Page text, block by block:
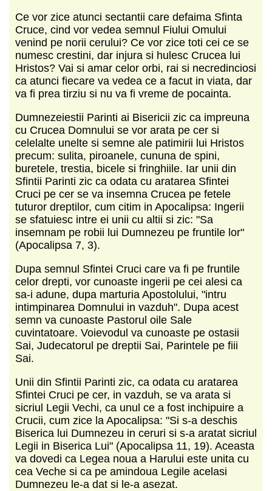
Ce vor zice atunci sectantii care defaima Sfinta
Cruce, cind vor vedea semnul Fiului Omului
venind pe norii cerului? Ce vor zice toti cei ce se
numesc crestini, dar injura si hulesc Crucea lui
Hristos? Vai si amar celor orbi, rai si necredinciosi
ca atunci fiecare va vedea ce a facut in viata, dar
va fi prea tirziu si nu va fi vreme de pocainta.
Dumnezeiestii Parinti ai Bisericii zic ca impreuna
cu Crucea Domnului se vor arata pe cer si
celelalte unelte si semne ale patimirii lui Hristos
precum: sulita, piroanele, cununa de spini,
buretele, trestia, bicele si fringhiile. Iar unii din
Sfintii Parinti zic ca odata cu aratarea Sfintei
Cruci pe cer se va insemna Crucea pe fetele
tuturor dreptilor, cum citim in Apocalipsa: Ingerii
se sfatuiesc intre ei unii cu altii si zic: "Sa
insemnam pe robii lui Dumnezeu pe fruntile lor"
(Apocalipsa 7, 3).
Dupa semnul Sfintei Cruci care va fi pe fruntile
celor drepti, vor cunoaste ingerii pe cei alesi ca
sa-i adune, dupa marturia Apostolului, "intru
intimpinarea Domnului in vazduh". Dupa acest
semn va cunoaste Pastorul oile Sale
cuvintatoare. Voievodul va cunoaste pe ostasii
Sai, Judecatorul pe dreptii Sai, Parintele pe fiii
Sai.
Unii din Sfintii Parinti zic, ca odata cu aratarea
Sfintei Cruci pe cer, in vazduh, se va arata si
sicriul Legii Vechi, ca unul ce a fost inchipuire a
Crucii, cum zice la Apocalipsa: "Si s-a deschis
Biserica lui Dumnezeu in ceruri si s-a aratat sicriul
Legii in Biserica Lui" (Apocalipsa 11, 19). Aceasta
va dovedi ca Legea noua a Harului este unita cu
cea Veche si ca pe amindoua Legile acelasi
Dumnezeu le-a dat si le-a asezat.